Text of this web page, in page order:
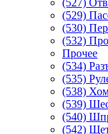
(527)
(529)
(530)
(532)
Прочее
(534)
(535)
(538)
(539)
(540)
(542)